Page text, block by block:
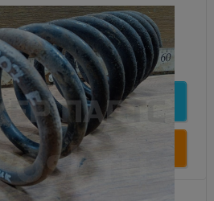
000
Купить